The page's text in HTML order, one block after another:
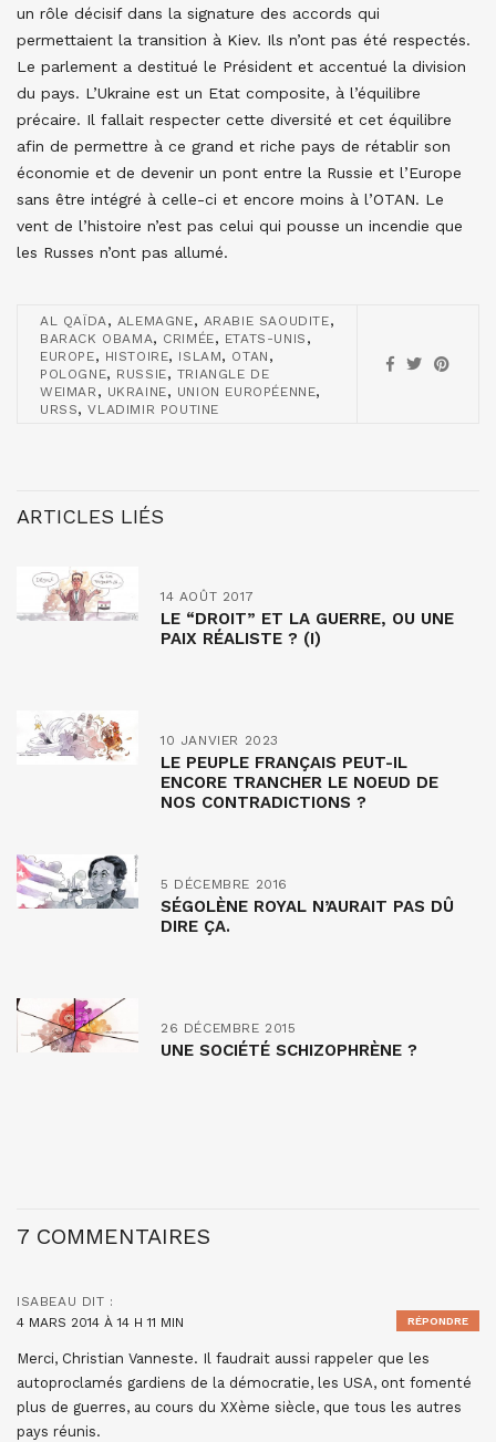
un rôle décisif dans la signature des accords qui
permettaient la transition à Kiev. Ils n’ont pas été respectés.
Le parlement a destitué le Président et accentué la division
du pays. L’Ukraine est un Etat composite, à l’équilibre
précaire. Il fallait respecter cette diversité et cet équilibre
afin de permettre à ce grand et riche pays de rétablir son
économie et de devenir un pont entre la Russie et l’Europe
sans être intégré à celle-ci et encore moins à l’OTAN. Le
vent de l’histoire n’est pas celui qui pousse un incendie que
les Russes n’ont pas allumé.
AL QAÏDA, ALEMAGNE, ARABIE SAOUDITE,
BARACK OBAMA, CRIMÉE, ETATS-UNIS ,
EUROPE, HISTOIRE, ISLAM, OTAN ,
POLOGNE, RUSSIE, TRIANGLE DE
WEIMAR , UKRAINE, UNION EUROPÉENNE,
URSS,VLADIMIR POUTINE
ARTICLES LIÉS
14 AOÛT 2017
LE “DROIT” ET LA GUERRE, OU UNE
PAIX RÉALISTE ? (I)
10 JANVIER 2023
LE PEUPLE FRANÇAIS PEUT-IL
ENCORE TRANCHER LE NOEUD DE
NOS CONTRADICTIONS ?
5 DÉCEMBRE 2016
SÉGOLÈNE ROYAL N’AURAIT PAS DÛ
DIRE ÇA.
26 DÉCEMBRE 2015
UNE SOCIÉTÉ SCHIZOPHRÈNE ?
7 COMMENTAIRES
ISABEAU DIT :
4 MARS 2014 À 14 H 11 MIN
Merci, Christian Vanneste. Il faudrait aussi rappeler que les
autoproclamés gardiens de la démocratie, les USA, ont fomenté
plus de guerres, au cours du XXème siècle, que tous les autres
pays réunis.
RÉPONDRE